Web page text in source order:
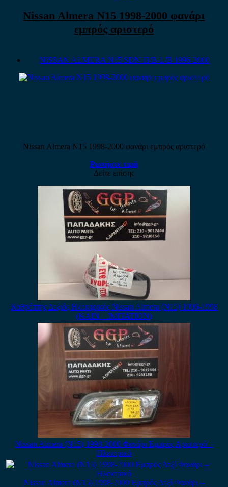
Nissan Almera N15 1998-2000 φανάρι
εμπρός αριστερό
NISSAN ALMERA N15 SDN-H/B-L/B 1996-2000
Nissan Almera N15 1998-2000 φανάρι εμπρός αριστερό
Ρωτήστε τιμή
Δείτε επίσης
Καθρέπτης Δεξιός Ηλεκτρικός Nissan Almera (N15) 1996-1998
(ΚΑΙΝ – ΙΜΙΤΑΤΙΟΝ)
Nissan Almera (N15) 1998-2000 Φανάρι Εμπρός Αριστερό –
Ηλεκτρικό
Nissan Almera (N15) 1998-2000 Εμπρός Δεξί Φανάρι –